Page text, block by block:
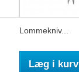
Lommekniv...
Læg i kurv